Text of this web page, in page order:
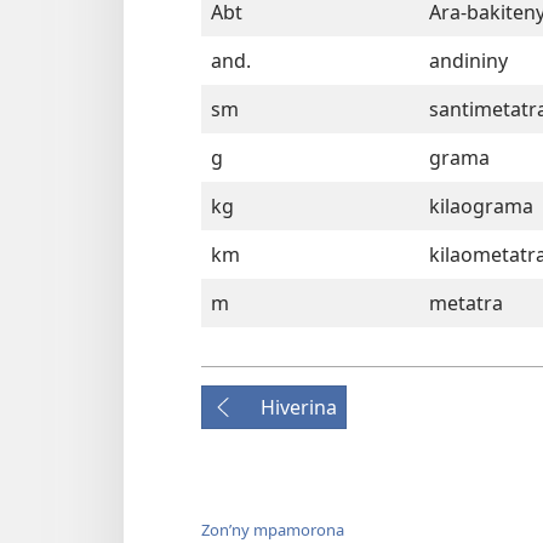
Abt
Ara-
and.
andininy
sm
g
grama
kg
kilaograma
km
m
metatra
Hiverina
Zon’ny mpamorona